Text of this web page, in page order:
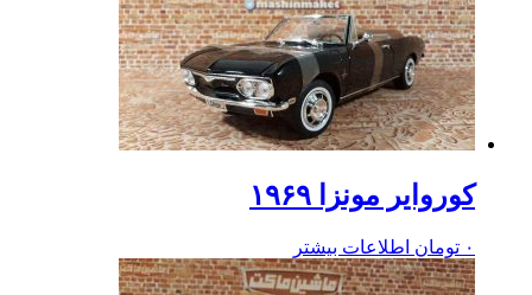
کوروایر مونزا ۱۹۶۹
۰ تومان اطلاعات بیشتر